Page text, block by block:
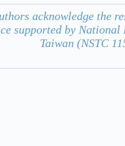
acknowledge the
supported by
Taiwan (NSTC